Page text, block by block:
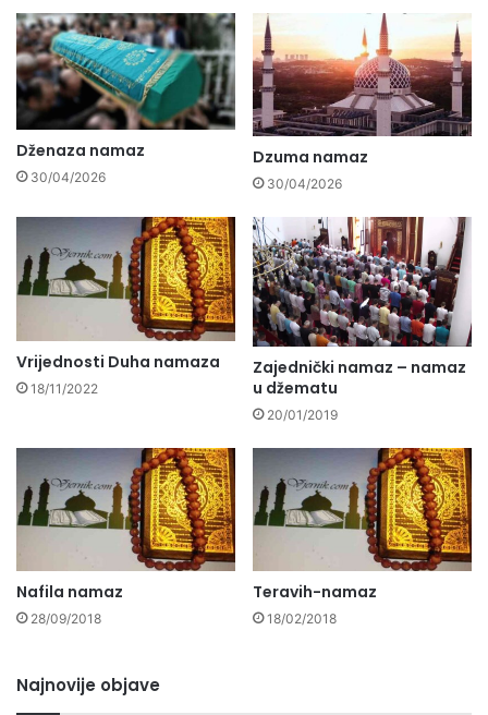
Dženaza namaz
30/04/2026
Dzuma namaz
30/04/2026
Vrijednosti Duha namaza
18/11/2022
Zajednički namaz – namaz
u džematu
20/01/2019
Nafila namaz
28/09/2018
Teravih-namaz
18/02/2018
Najnovije objave